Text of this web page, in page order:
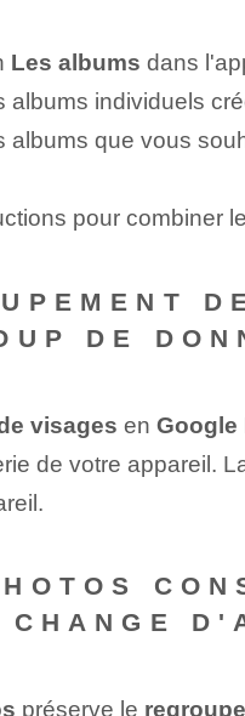
Les albums dans
albums individuels
albums que vous
pour combiner
DE
visages en Google
de votre appareil.
CHANGE
préserve le